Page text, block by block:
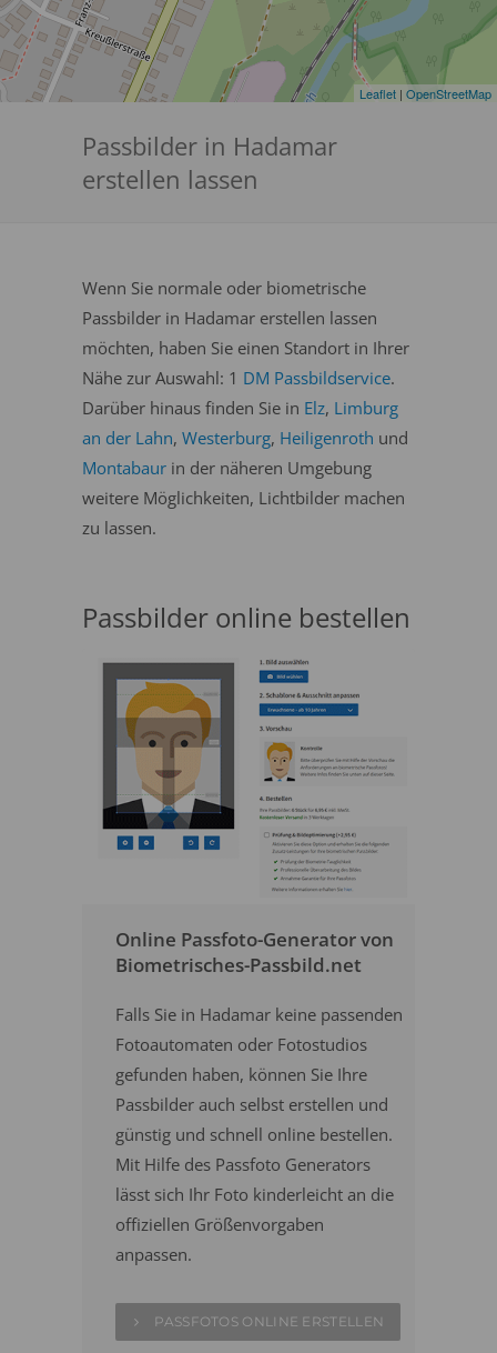
Leaflet | OpenStreetMap
Passbilder in Hadamar
erstellen lassen
Wenn Sie normale oder biometrische
Passbilder in Hadamar erstellen lassen
möchten, haben Sie einen Standort in Ihrer
Nähe zur Auswahl: 1 DM Passbildservice.
Darüber hinaus finden Sie in Elz, Limburg
an der Lahn, Westerburg, Heiligenroth und
Montabaur in der näheren Umgebung
weitere Möglichkeiten, Lichtbilder machen
zu lassen.
Passbilder online bestellen
Online Passfoto-Generator von
Biometrisches-Passbild.net
Falls Sie in Hadamar keine passenden
Fotoautomaten oder Fotostudios
gefunden haben, können Sie Ihre
Passbilder auch selbst erstellen und
günstig und schnell online bestellen.
Mit Hilfe des Passfoto Generators
lässt sich Ihr Foto kinderleicht an die
offiziellen Größenvorgaben
anpassen.
PASSFOTOS ONLINE ERSTELLEN